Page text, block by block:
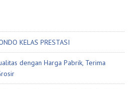
KELAS PRESTASI
dengan Harga Pabrik, Terima